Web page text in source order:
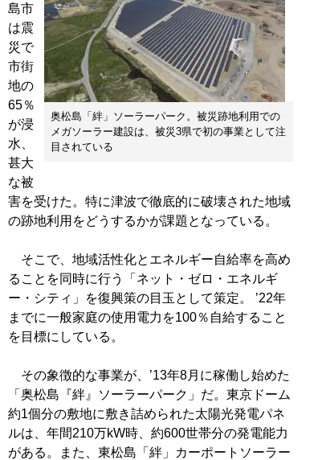
奥松島「絆」ソーラーパーク。被災跡地利用での
メガソーラー建設は、被災3県で初の事業として注
目されている
島市
は震
災で
市街
地の
65％
が浸
水、
甚大
な被
害を受けた。特に津波で徹底的に破壊された地域
の跡地利用をどうするかが課題となっている。
そこで、地域活性化とエネルギー自給率を高め
ることを同時に行う「ネット・ゼロ・エネルギ
ー・シティ」を復興策の目玉として策定。 ’22年
までに一般家庭の使用電力を100％自給すること
を目標にしている。
その象徴的な事業が、’13年8月に稼働し始めた
「奥松島『絆』ソーラーパーク」だ。東京ドーム
約1個分の敷地に敷き詰められた太陽光発電パネ
ルは、年間210万kW時、約600世帯分の発電能力
がある。また、東松島「絆」カーポートソーラー